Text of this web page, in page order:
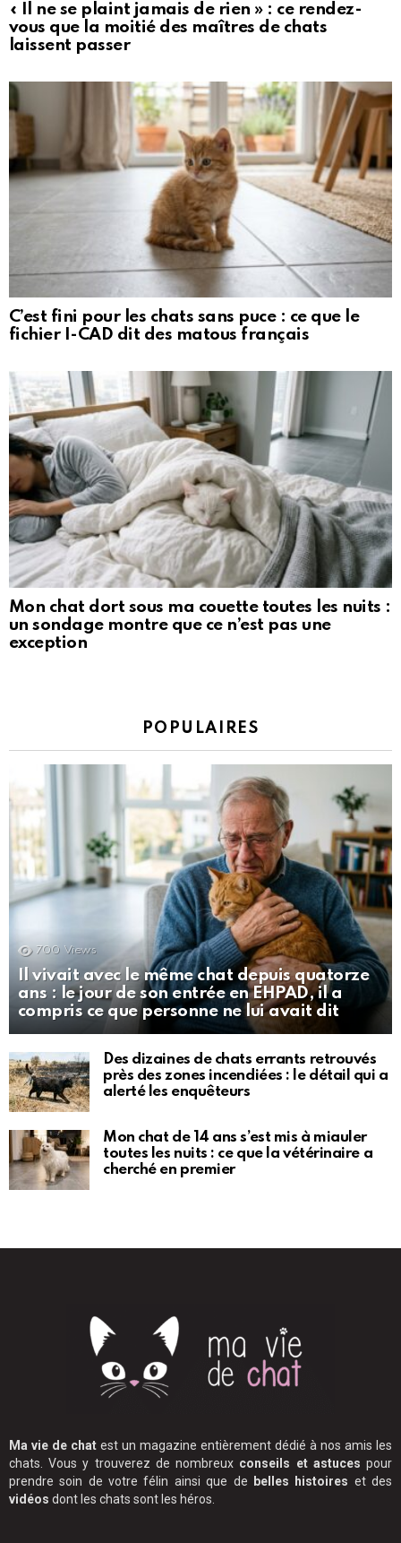
« Il ne se plaint jamais de rien » : ce rendez-
vous que la moitié des maîtres de chats
laissent passer
C’est fini pour les chats sans puce : ce que le
fichier I-CAD dit des matous français
Mon chat dort sous ma couette toutes les nuits :
un sondage montre que ce n’est pas une
exception
POPULAIRES
700 Views
Il vivait avec le même chat depuis quatorze
ans : le jour de son entrée en EHPAD, il a
compris ce que personne ne lui avait dit
Des dizaines de chats errants retrouvés
près des zones incendiées : le détail qui a
alerté les enquêteurs
Mon chat de 14 ans s’est mis à miauler
toutes les nuits : ce que la vétérinaire a
cherché en premier
Ma vie de chat est un magazine entièrement dédié à nos amis les
chats. Vous y trouverez de nombreux conseils et astuces pour
prendre soin de votre félin ainsi que de belles histoires et des
vidéos dont les chats sont les héros.